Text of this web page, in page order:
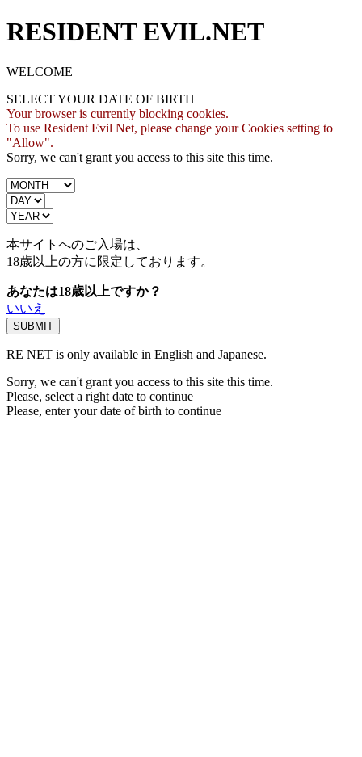
RESIDENT EVIL.NET
WELCOME
SELECT YOUR DATE OF BIRTH
Your browser is currently blocking cookies.
To use Resident Evil Net, please change your Cookies setting to
"Allow".
Sorry, we can't grant you access to this site this time.
本サイトへのご入場は、
18歳以上の方に限定しております。
あなたは18歳以上ですか？
いいえ
RE NET is only available in English and Japanese.
Sorry, we can't grant you access to this site this time.
Please, select a right date to continue
Please, enter your date of birth to continue